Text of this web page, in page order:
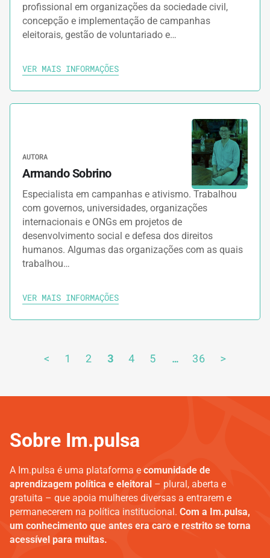
profissional em organizações da sociedade civil,
concepção e implementação de campanhas
eleitorais, gestão de voluntariado e…
VER MAIS INFORMAÇÕES
AUTORA
Armando Sobrino
Especialista em campanhas e ativismo. Trabalhou
com governos, universidades, organizações
internacionais e ONGs em projetos de
desenvolvimento social e defesa dos direitos
humanos. Algumas das organizações com as quais
trabalhou…
VER MAIS INFORMAÇÕES
< 1 2 3 4 5 … 36 >
Sobre Im.pulsa
A Im.pulsa é uma plataforma e comunidade de
aprendizagem política e eleitoral – plural, aberta e
gratuita – que apoia mulheres diversas a entrarem e
permanecerem na política institucional. Com a Im.pulsa,
um conhecimento que antes era caro e restrito se torna
acessível para muitas.